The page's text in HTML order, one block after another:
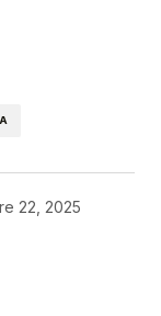
22, 2025